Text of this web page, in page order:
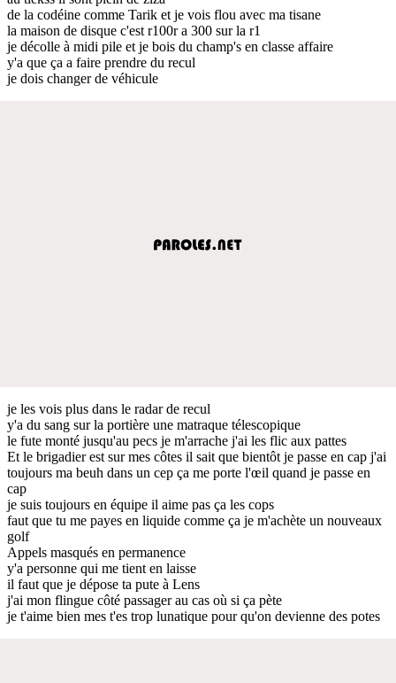
de la codéine comme Tarik et je vois flou avec ma tisane
la maison de disque c'est r100r a 300 sur la r1
je décolle à midi pile et je bois du champ's en classe affaire
y'a que ça a faire prendre du recul
je dois changer de véhicule
je les vois plus dans le radar de recul
y'a du sang sur la portière une matraque télescopique
le fute monté jusqu'au pecs je m'arrache j'ai les flic aux pattes
Et le brigadier est sur mes côtes il sait que bientôt je passe en cap j'ai
toujours ma beuh dans un cep ça me porte l'œil quand je passe en
cap
je suis toujours en équipe il aime pas ça les cops
faut que tu me payes en liquide comme ça je m'achète un nouveaux
golf
Appels masqués en permanence
y'a personne qui me tient en laisse
il faut que je dépose ta pute à Lens
j'ai mon flingue côté passager au cas où si ça pète
je t'aime bien mes t'es trop lunatique pour qu'on devienne des potes